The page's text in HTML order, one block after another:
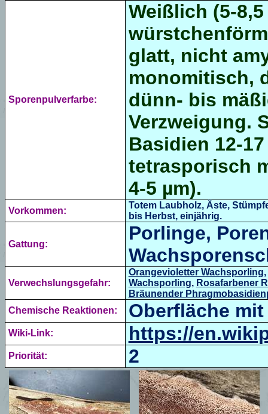
Sporenpulverfarbe:
Weißlich (5-
glatt, nicht
monomitisch,
dünn- bis
Verzweigung.
Basidien 12-
tetrasporisch
4-5 µm).
Vorkommen:
Totem Laubholz, Äste,
bis Herbst, einjährig.
Gattung:
Porlinge,
Verwechslungsgefahr:
Orangevioletter Wachsporling,
Wachsporling, Rosafarbener
Bräunender
Chemische Reaktionen:
Oberfläche
Wiki-Link: https://
Priorität: 2